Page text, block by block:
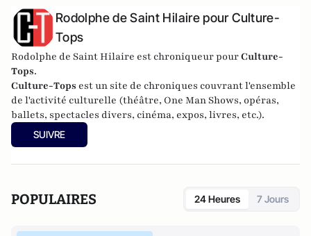
Rodolphe de Saint Hilaire pour Culture-
Tops
Rodolphe de Saint Hilaire est chroniqueur pourCulture-
Tops.
Culture-Tops est un site de chroniques couvrant l'ensemble
de l'activité culturelle (théâtre, One Man Shows, opéras,
ballets, spectacles divers, cinéma, expos, livres, etc.).
SUIVRE
POPULAIRES 24 Heures 7 Jours